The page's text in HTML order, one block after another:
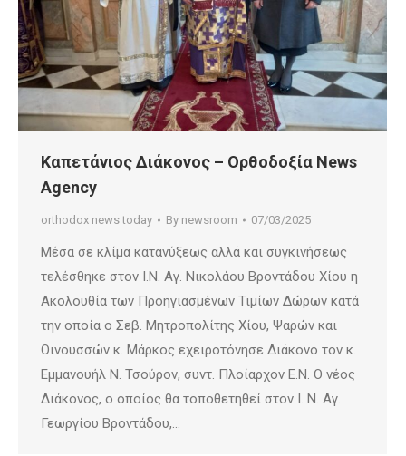
Καπετάνιος Διάκονος – Ορθοδοξία News
Agency
orthodox news today By newsroom 07/03/2025
Μέσα σε κλίμα κατανύξεως αλλά και συγκινήσεως
τελέσθηκε στον Ι.Ν. Αγ. Νικολάου Βροντάδου Χίου η
Ακολουθία των Προηγιασμένων Τιμίων Δώρων κατά
την οποία ο Σεβ. Μητροπολίτης Χίου, Ψαρών και
Οινουσσών κ. Μάρκος εχειροτόνησε Διάκονο τον κ.
Εμμανουήλ Ν. Τσούρον, συντ. Πλοίαρχον Ε.Ν. Ο νέος
Διάκονος, ο οποίος θα τοποθετηθεί στον Ι. Ν. Αγ.
Γεωργίου Βροντάδου,…